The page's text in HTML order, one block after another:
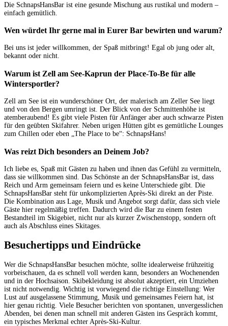
Die SchnapsHansBar ist eine gesunde Mischung aus rustikal und modern –
einfach gemütlich.
Wen würdet Ihr gerne mal in Eurer Bar bewirten und warum?
Bei uns ist jeder willkommen, der Spaß mitbringt! Egal ob jung oder alt,
bekannt oder nicht.
Warum ist Zell am See-Kaprun der Place-To-Be für alle
Wintersportler?
Zell am See ist ein wunderschöner Ort, der malerisch am Zeller See liegt
und von den Bergen umringt ist. Der Blick von der Schmittenhöhe ist
atemberaubend! Es gibt viele Pisten für Anfänger aber auch schwarze Pisten
für den geübten Skifahrer. Neben urigen Hütten gibt es gemütliche Lounges
zum Chillen oder eben „The Place to be“: SchnapsHans!
Was reizt Dich besonders an Deinem Job?
Ich liebe es, Spaß mit Gästen zu haben und ihnen das Gefühl zu vermitteln,
dass sie willkommen sind. Das Schönste an der SchnapsHansBar ist, dass
Reich und Arm gemeinsam feiern und es keine Unterschiede gibt. Die
SchnapsHansBar steht für unkomplizierten Après-Ski direkt an der Piste.
Die Kombination aus Lage, Musik und Angebot sorgt dafür, dass sich viele
Gäste hier regelmäßig treffen. Dadurch wird die Bar zu einem festen
Bestandteil im Skigebiet, nicht nur als kurzer Zwischenstopp, sondern oft
auch als Abschluss eines Skitages.
Besuchertipps und Eindrücke
Wer die SchnapsHansBar besuchen möchte, sollte idealerweise frühzeitig
vorbeischauen, da es schnell voll werden kann, besonders an Wochenenden
und in der Hochsaison. Skibekleidung ist absolut akzeptiert, ein Umziehen
ist nicht notwendig. Wichtig ist vorwiegend die richtige Einstellung: Wer
Lust auf ausgelassene Stimmung, Musik und gemeinsames Feiern hat, ist
hier genau richtig. Viele Besucher berichten von spontanen, unvergesslichen
Abenden, bei denen man schnell mit anderen Gästen ins Gespräch kommt,
ein typisches Merkmal echter Après-Ski-Kultur.